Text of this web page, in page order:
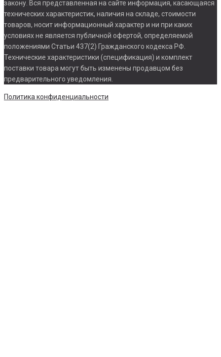
закону. Вся представленная на сайте информация, касающаяся
технических характеристик, наличия на складе, стоимости
товаров, носит информационный характер и ни при каких
условиях не является публичной офертой, определяемой
положениями Статьи 437(2) Гражданского кодекса РФ.
Технические характеристики (спецификация) и комплект
поставки товара могут быть изменены продавцом без
предварительного уведомления.
Политика конфиденциальности